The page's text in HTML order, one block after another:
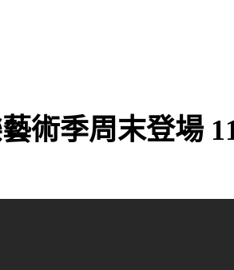
術季周末登場